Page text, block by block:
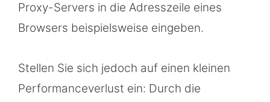
Proxy-Servers in die Adresszeile eines
Browsers beispielsweise eingeben.
Stellen Sie sich jedoch auf einen kleinen
Performanceverlust ein: Durch die